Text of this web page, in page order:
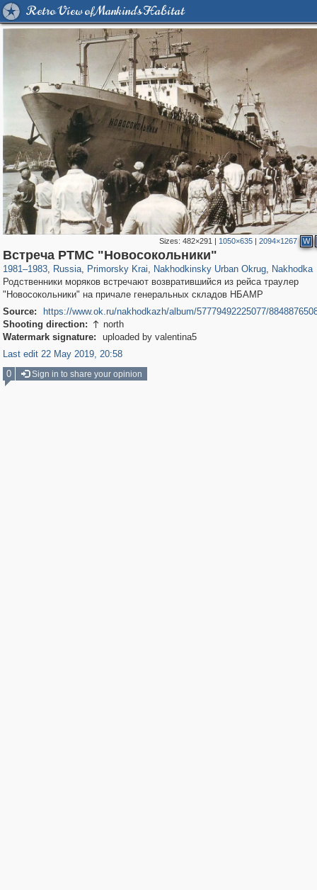
Retro View of Mankind's Habitat
Sizes:482×291 | 1050×635 |2094×1267 W
Встреча РТМС "Новосокольники"
1981–1983, Russia
1,406,294 29,243
, Primorsky Krai
31,448 138
, Nakhodkinsky Urban Okrug
3,731 4
, Nakhodka
Родственники моряков встречают возвратившийся из рейса траулер
"Новосокольники" на причале генеральных складов НБАМР
Source:
https://www.ok.ru/nakhodkazh/album/57779492225077/
Shooting direction:  north
Watermark signature:
uploaded by valentina5
Last edit 22 May 2019, 20:58
0
Sign in to share your opinion